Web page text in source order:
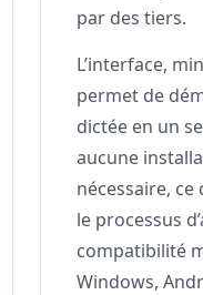
par des tiers.
L’interface,
permet de
dictée en un
aucune
nécessaire,
le processus
compatibilité
Windows,